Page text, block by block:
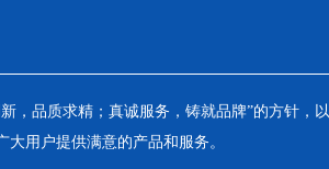
，品质求精；真诚服务，铸就品牌”的方针，
大用户提供满意的产品和服务。